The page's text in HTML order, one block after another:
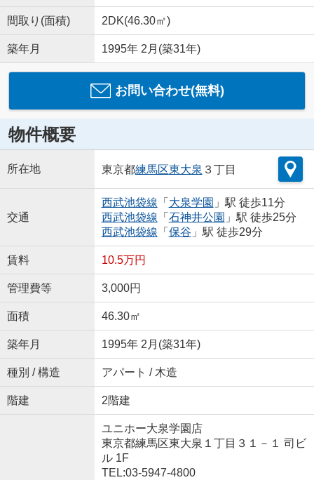
間取り(面積) 2DK(46.30㎡)
築年月 1995年 2月(築31年)
お問い合わせ(無料)
物件概要
所在地 東京都練馬区東大泉 ３丁目
交通
西武池袋線 「 大泉学園 」駅 徒歩11分
西武池袋線 「 石神井公園 」駅 徒歩25分
西武池袋線 「 保谷 」駅 徒歩29分
賃料 10.5万円
管理費等 3,000円
面積 46.30㎡
築年月 1995年 2月(築31年)
種別 / 構造 アパート / 木造
階建 2階建
ユニホー大泉学園店
東京都練馬区東大泉１丁目３１－１ 司ビ
ル 1F
TEL:03-5947-4800